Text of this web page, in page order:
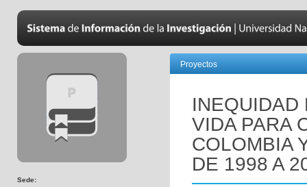
Sede:
Proyectos
INEQUIDAD
VIDA PARA
COLOMBIA
DE 1998 A